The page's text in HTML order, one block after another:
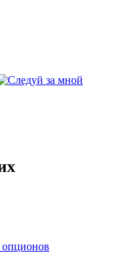
опционов